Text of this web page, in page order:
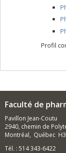
Profil
Faculté de
Pavillon Jean-Coutu
2940, chemin de
Montréal, Québec
Tél. : 514 343-6422